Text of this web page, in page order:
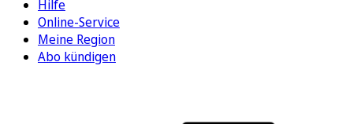
Hilfe
Online-Service
Meine Region
Abo kündigen